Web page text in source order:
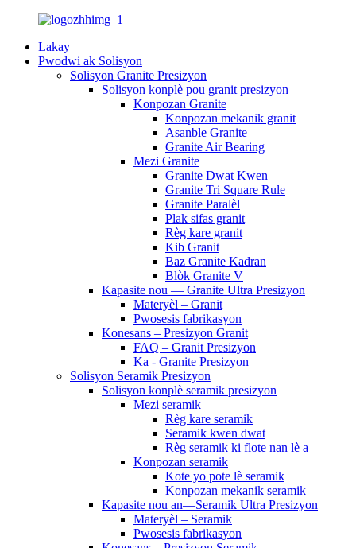
Lakay
Pwodwi ak Solisyon
Solisyon Granite Presizyon
Solisyon konplè pou granit presizyon
Konpozan Granite
Konpozan mekanik granit
Asanble Granite
Granite Air Bearing
Mezi Granite
Granite Dwat Kwen
Granite Tri Square Rule
Granite Paralèl
Plak sifas granit
Règ kare granit
Kib Granit
Baz Granite Kadran
Blòk Granite V
Kapasite nou — Granite Ultra Presizyon
Materyèl – Granit
Pwosesis fabrikasyon
Konesans – Presizyon Granit
FAQ – Granit Presizyon
Ka - Granite Presizyon
Solisyon Seramik Presizyon
Solisyon konplè seramik presizyon
Mezi seramik
Règ kare seramik
Seramik kwen dwat
Règ seramik ki flote nan lè a
Konpozan seramik
Kote yo pote lè seramik
Konpozan mekanik seramik
Kapasite nou an—Seramik Ultra Presizyon
Materyèl – Seramik
Pwosesis fabrikasyon